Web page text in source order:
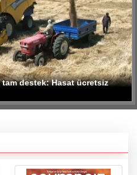
destek: Hasat ücretsiz